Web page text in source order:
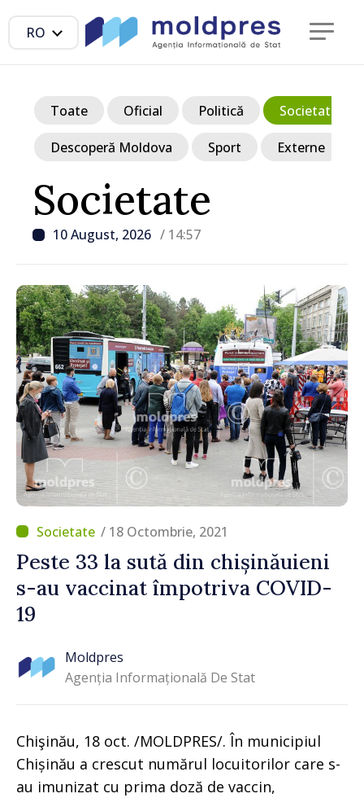
RO
Societate
10 August, 2026 / 14:57
Toate Oficial Politică Societate
Descoperă Moldova Sport Externe
/ 18 Octombrie, 2021
Peste 33 la sută din chișinăuieni
s-au vaccinat împotriva COVID-
19
Moldpres
Agenția Informațională De Stat
Chişinău, 18 oct. /MOLDPRES/. În municipiul
Chișinău a crescut numărul locuitorilor care s-
au imunizat cu prima doză de vaccin,